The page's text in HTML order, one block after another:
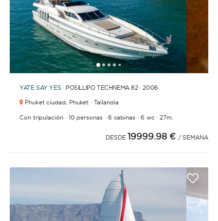
12345 6789 11 12 2021
YATE SAY YES · POSILLIPO TECHNEMA 82 · 2006
Phuket ciudad, Phuket · Tailandia
Con tripulación· 10 personas· 6 cabinas · 6 wc· 27m.
DESDE 19999.98 € / SEMANA